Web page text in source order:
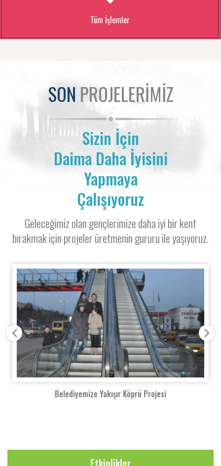
Tüm İşlemler
SONPROJELERİMİZ
Sizin İçin
Daima Daha İyisini
Yapmaya
Çalışıyoruz
Geleceğimiz olan gençlerimize daha iyi bir kent
bırakmak için projeler üretmenin gururu ile yaşıyoruz.
Belediyemize Yakışır Köprü Projesi